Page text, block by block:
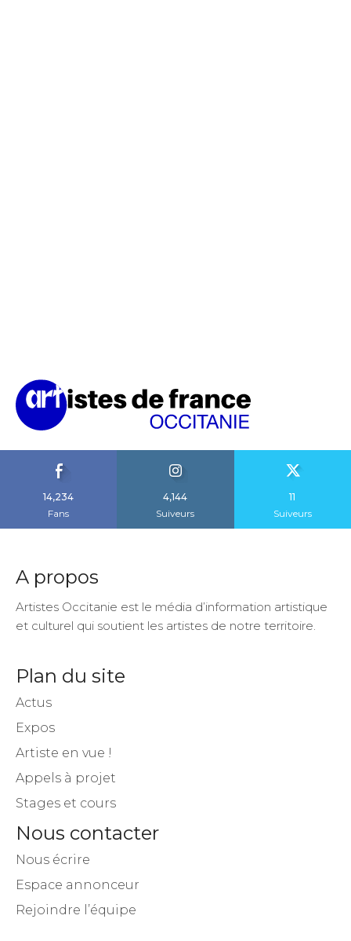
14,234
Fans
4,144
Suiveurs
11
Suiveurs
A propos
Artistes Occitanie est le média d’information artistique
et culturel qui soutient les artistes de notre territoire.
Plan du site
Actus
Expos
Artiste en vue !
Appels à projet
Stages et cours
Nous contacter
Nous écrire
Espace annonceur
Rejoindre l’équipe